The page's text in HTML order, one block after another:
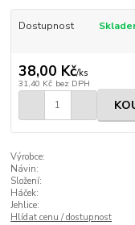
Dostupnost
38,00 Kč/ks
31,40 Kč bez DPH
Výrobce:
Návin:
Složení:
Háček:
Jehlice:
Hlídat cenu / dostupnost